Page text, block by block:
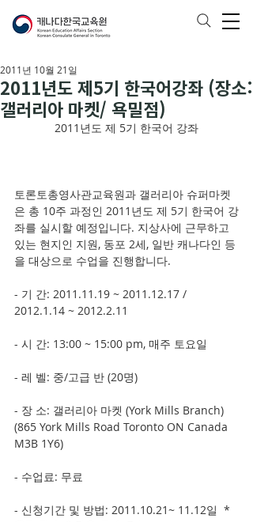
2011년도 제5기 한국어강좌 (장소:
갤러리아 마켓/ 욕밀점)
2011년 10월 21일
2011년도 제 5기 한국어 강좌
토론토총영사관교육원과 갤러리아 슈퍼마켓
은 총 10주 과정인 2011년도 제 5기 한국어 강
좌를 실시할 예정입니다. 지상사에 근무하고
있는 현지인 지원, 동포 2세, 일반 캐나다인 등
을 대상으로 수업을 진행합니다.
- 기 간: 2011.11.19 ~ 2011.12.17 /
2012.1.14 ~ 2012.2.11
- 시 간: 13:00 ~ 15:00 pm, 매주 토요일
- 레 벨: 중/고급 반 (20명)
- 장 소: 갤러리아 마켓 (York Mills Branch)
(865 York Mills Road Toronto ON Canada
M3B 1Y6)
- 수업료: 무료
- 신청기간 및 방법: 2011.10.21~ 11.12일  *